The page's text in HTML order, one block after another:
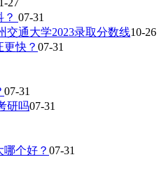
07-31
交通大学2023录取分数线10-26
快？ 07-31
07-31
研吗07-31
个好？ 07-31